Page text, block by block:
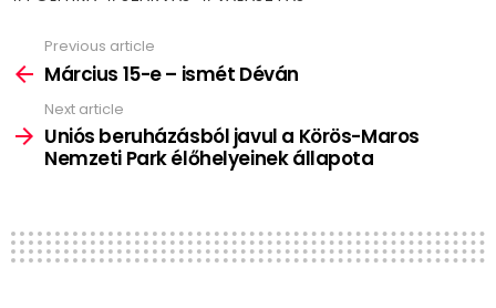
more
Previous article
Március 15-e – ismét Déván
Next article
Uniós beruházásból javul a Körös-Maros
Nemzeti Park élőhelyeinek állapota